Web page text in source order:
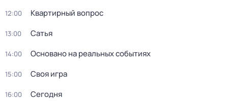
12:00 Квартирный вопрос
13:00 Сатья
14:00 Основано на реальных событиях
15:00 Своя игра
16:00 Сегодня